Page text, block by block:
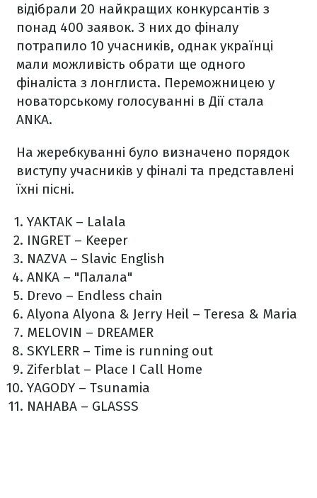
відібрали 20 найкращих конкурсантів з
понад 400 заявок. З них до фіналу
потрапило 10 учасників, однак українці
мали можливість обрати ще одного
фіналіста з лонглиста. Переможницею у
новаторському голосуванні в Дії стала
ANKA.
На жеребкуванні було визначено порядок
виступу учасників у фіналі та представлені
їхні пісні.
YAKTAK – Lalala
INGRET – Keeper
NAZVA – Slavic English
ANKA – "Палала"
Drevo – Endless chain
Alyona Alyona & Jerry Heil – Teresa & Maria
MELOVIN – DREAMER
SKYLERR – Time is running out
Ziferblat – Place I Call Home
YAGODY – Tsunamia
NAHABA – GLASSS